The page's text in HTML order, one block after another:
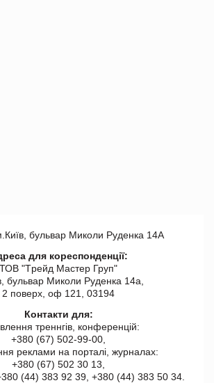
бульвар Миколи Руденка 14А
для кореспонденції:
ТОВ "Tрейд Мастер Груп"
бульвар Миколи Руденка 14а,
2 поверх, оф 121, 03194
Контакти для:
треннгів, конференцій:
+380 (67) 502-99-00,
реклами на порталі, журналах:
+380 (67) 502 30 13,
(44) 383 92 39, +380 (44) 383 50 34.